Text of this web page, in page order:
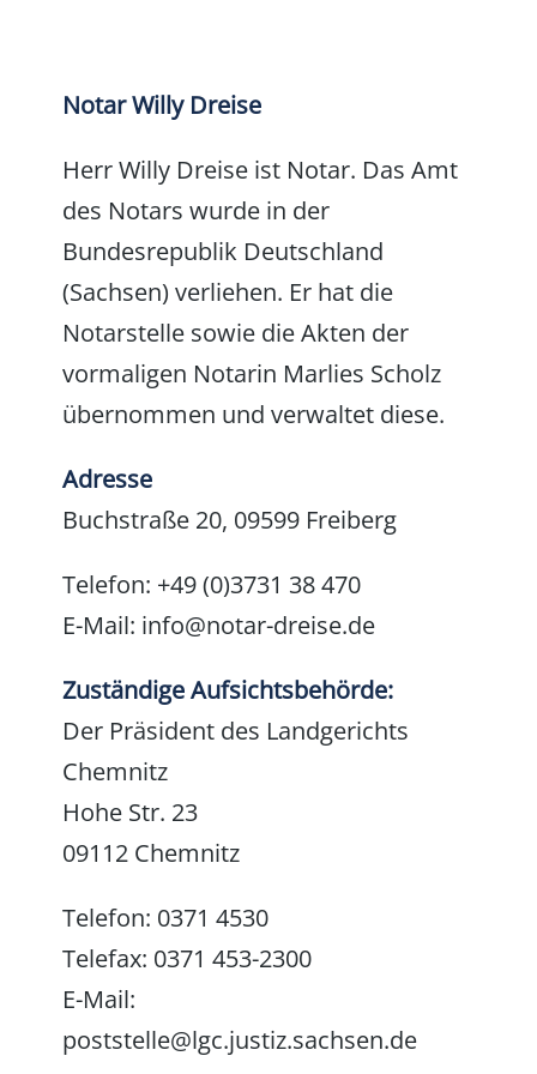
Notar Willy Dreise
Herr Willy Dreise ist Notar. Das Amt
des Notars wurde in der
Bundesrepublik Deutschland
(Sachsen) verliehen. Er hat die
Notarstelle sowie die Akten der
vormaligen Notarin Marlies Scholz
übernommen und verwaltet diese.
Adresse
Buchstraße 20, 09599 Freiberg
Telefon: +49 (0)3731 38 470
E-Mail: info@notar-dreise.de
Zuständige Aufsichtsbehörde:
Der Präsident des Landgerichts
Chemnitz
Hohe Str. 23
09112 Chemnitz
Telefon: 0371 4530
Telefax: 0371 453-2300
E-Mail:
poststelle@lgc.justiz.sachsen.de